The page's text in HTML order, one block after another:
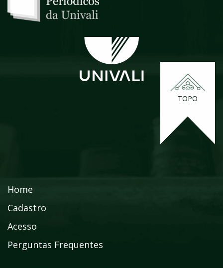
TOPO
Home
Cadastro
Acesso
Perguntas Frequentes